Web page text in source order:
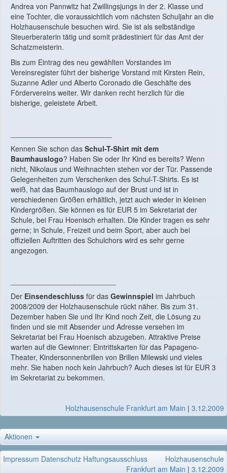
Andrea von Pannwitz hat Zwillingsjungs in der 2. Klasse und
eine Tochter, die voraussichtlich vom nächsten Schuljahr an die
Holzhausenschule besuchen wird. Sie ist als selbständige
Steuerberaterin tätig und somit prädestiniert für das Amt der
Schatzmeisterin.
Bis zum Eintrag des neu gewählten Vorstandes im
Vereinsregister führt der bisherige Vorstand mit Kirsten Rein,
Suzanne Adler und Alberto Coronado die Geschäfte des
Fördervereins weiter. Wir danken recht herzlich für die
bisherige, geleistete Arbeit.
Kennen Sie schon das Schul-T-Shirt mit dem
Baumhauslogo? Haben Sie oder Ihr Kind es bereits? Wenn
nicht, Nikolaus und Weihnachten stehen vor der Tür. Passende
Gelegenheiten zum Verschenken des Schul-T-Shirts. Es ist
weiß, hat das Baumhauslogo auf der Brust und ist in
verschiedenen Größen erhältlich, jetzt auch wieder in kleinen
Kindergrößen. Sie können es für EUR 5 im Sekretariat der
Schule, bei Frau Hoenisch erhalten. Die Kinder tragen es sehr
gerne; in Schule, Freizeit und beim Sport, aber auch bei
offiziellen Auftritten des Schulchors wird es sehr gerne
angezogen.
Der Einsendeschluss für das Gewinnspiel im Jahrbuch
2008/2009 der Holzhausenschule rückt näher. Bis zum 31.
Dezember haben Sie und Ihr Kind noch Zeit, die Lösung zu
finden und sie mit Absender und Adresse versehen im
Sekretariat bei Frau Hoenisch abzugeben. Attraktive Preise
warten auf die Gewinner: Eintrittskarten für das Papageno-
Theater, Kindersonnenbrillen von Brillen Milewski und vieles
mehr. Sie haben noch kein Jahrbuch? Auch dieses ist für EUR 3
im Sekretariat zu bekommen.
Holzhausenschule Frankfurt am Main | 3.12.2009
Aktionen
Impressum Datenschutz Haftungsausschluss
Holzhausenschule
Frankfurt am Main | 3.12.2009